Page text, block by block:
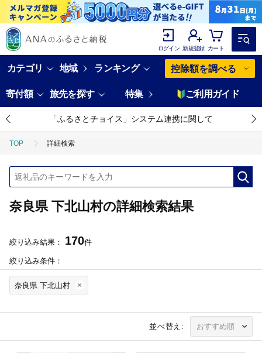
ログイン 新規登録 カート
カテゴリ 地域 ランキング 控除額を調べる
寄付額 旅先を探す 特集 ご利用ガイド
「ふるさとチョイス」システム連携に関して
TOP 詳細検索
奈良県 下北山村の詳細検索結果
絞り込み結果： 170件
絞り込み条件：
奈良県 下北山村
並べ替え: